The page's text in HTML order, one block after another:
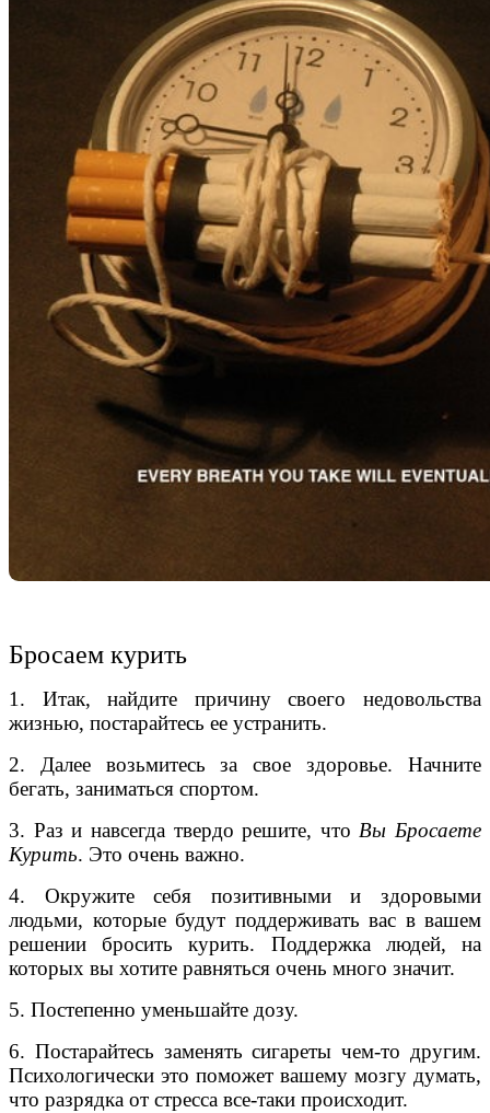
Бросаем курить
1. Итак, найдите причину своего недовольства
жизнью, постарайтесь ее устранить.
2. Далее возьмитесь за свое здоровье. Начните
бегать, заниматься спортом.
3. Раз и навсегда твердо решите, чтоВы Бросаете
Курить. Это очень важно.
4. Окружите себя позитивными и здоровыми
людьми, которые будут поддерживать вас в вашем
решении бросить курить. Поддержка людей, на
которых вы хотите равняться очень много значит.
5. Постепенно уменьшайте дозу.
6. Постарайтесь заменять сигареты чем-то другим.
Психологически это поможет вашему мозгу думать,
что разрядка от стресса все-таки происходит.